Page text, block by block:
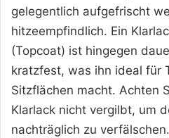
gelegentlich aufgefrischt
hitzeempfindlich. Ein
(Topcoat) ist hingegen
kratzfest, was ihn ideal für
Sitzflächen macht. Achten
Klarlack nicht vergilbt, um
nachträglich zu